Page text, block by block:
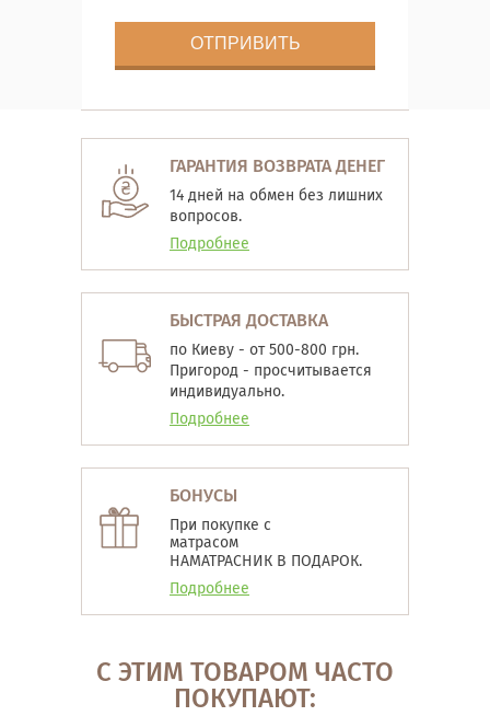
ГАРАНТИЯ ВОЗВРАТА ДЕНЕГ
14 дней на обмен без лишних
вопросов.
Подробнее
БЫСТРАЯ ДОСТАВКА
по Киеву - от 500-800 грн.
Пригород - просчитывается
индивидуально.
Подробнее
БОНУСЫ
При покупке с
матрасом
НАМАТРАСНИК В ПОДАРОК.
Подробнее
С ЭТИМ ТОВАРОМ ЧАСТО
ПОКУПАЮТ: